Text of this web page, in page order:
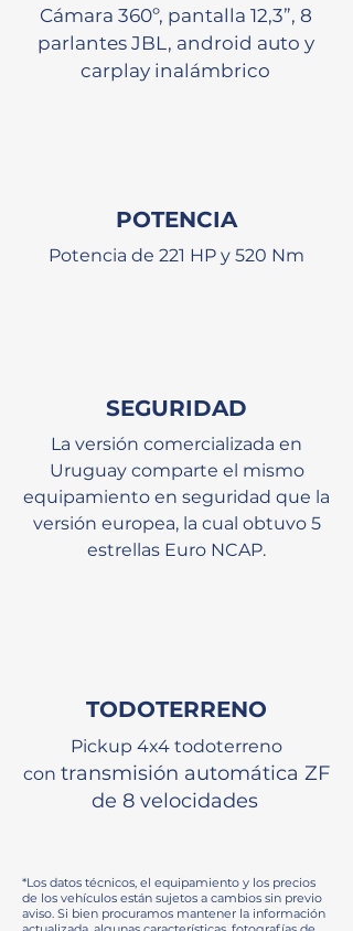
Cámara 360º, pantalla 12,3”, 8
parlantes JBL, android auto y
carplay inalámbrico
POTENCIA
Potencia de 221 HP y 520 Nm
SEGURIDAD
La versión comercializada en
Uruguay comparte el mismo
equipamiento en seguridad que la
versión europea, la cual obtuvo 5
estrellas Euro NCAP.
TODOTERRENO
Pickup 4x4 todoterreno
con transmisión automática ZF
de 8 velocidades
*Los datos técnicos, el equipamiento y los precios
de los vehículos están sujetos a cambios sin previo
aviso. Si bien procuramos mantener la información